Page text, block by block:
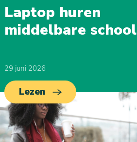
Laptop huren
middelbare school
29 juni 2026
Lezen